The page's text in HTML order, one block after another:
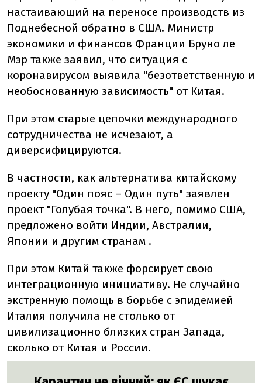
настаивающий на переносе производств из
Поднебесной обратно в США. Министр
экономики и финансов Франции Бруно ле
Мэр также заявил, что ситуация с
коронавирусом выявила "безответственную и
необоснованную зависимость" от Китая.
При этом старые цепочки международного
сотрудничества не исчезают, а
диверсифицируются.
В частности, как альтернатива китайскому
проекту "Один пояс – Один путь" заявлен
проект "Голубая точка". В него, помимо США,
предложено войти Индии, Австралии,
Японии и другим странам .
При этом Китай также форсирует свою
интеграционную инициативу. Не случайно
экстренную помощь в борьбе с эпидемией
Италия получила не столько от
цивилизационно близких стран Запада,
сколько от Китая и России.